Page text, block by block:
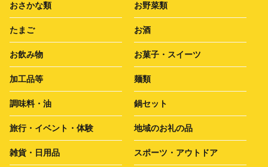
おさかな類 お野菜類
たまご お酒
お飲み物 お菓子・スイーツ
加工品等 麺類
調味料・油 鍋セット
旅行・イベント・体験 地域のお礼の品
雑貨・日用品 スポーツ・アウトドア